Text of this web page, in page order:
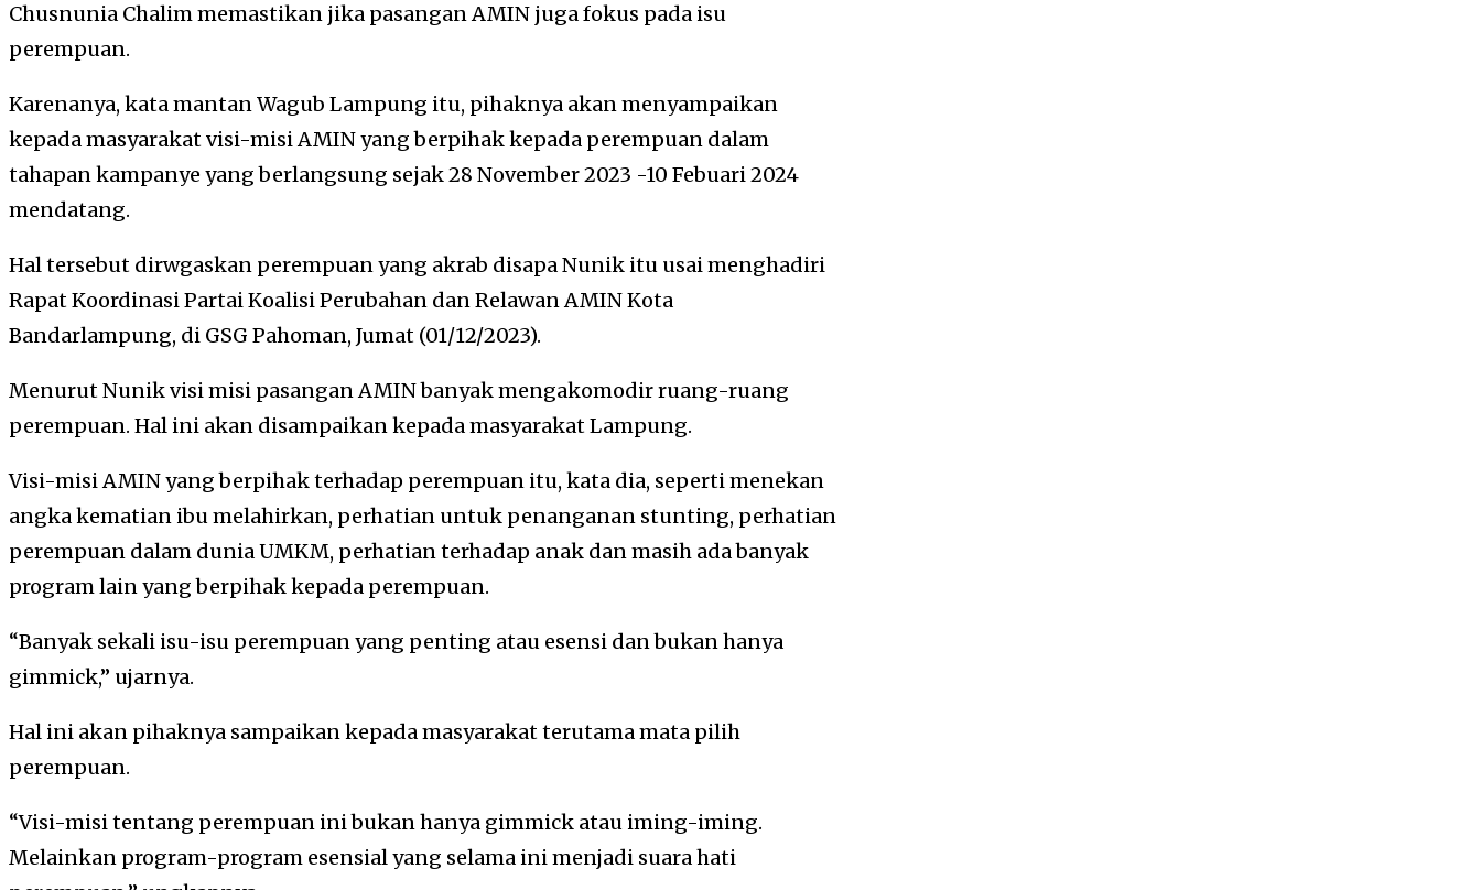
Chusnunia Chalim memastikan jika pasangan AMIN juga fokus pada isu
perempuan.
Karenanya, kata mantan Wagub Lampung itu, pihaknya akan menyampaikan
kepada masyarakat visi-misi AMIN yang berpihak kepada perempuan dalam
tahapan kampanye yang berlangsung sejak 28 November 2023 -10 Febuari 2024
mendatang.
Hal tersebut dirwgaskan perempuan yang akrab disapa Nunik itu usai menghadiri
Rapat Koordinasi Partai Koalisi Perubahan dan Relawan AMIN Kota
Bandarlampung, di GSG Pahoman, Jumat (01/12/2023).
Menurut Nunik visi misi pasangan AMIN banyak mengakomodir ruang-ruang
perempuan. Hal ini akan disampaikan kepada masyarakat Lampung.
Visi-misi AMIN yang berpihak terhadap perempuan itu, kata dia, seperti menekan
angka kematian ibu melahirkan, perhatian untuk penanganan stunting, perhatian
perempuan dalam dunia UMKM, perhatian terhadap anak dan masih ada banyak
program lain yang berpihak kepada perempuan.
“Banyak sekali isu-isu perempuan yang penting atau esensi dan bukan hanya
gimmick,” ujarnya.
Hal ini akan pihaknya sampaikan kepada masyarakat terutama mata pilih
perempuan.
“Visi-misi tentang perempuan ini bukan hanya gimmick atau iming-iming.
Melainkan program-program esensial yang selama ini menjadi suara hati